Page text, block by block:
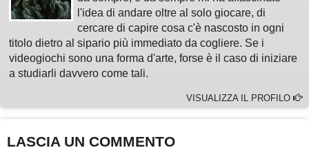
l'idea di andare oltre al solo giocare, di
cercare di capire cosa c'è nascosto in ogni
titolo dietro al sipario più immediato da cogliere. Se i
videogiochi sono una forma d'arte, forse è il caso di iniziare
a studiarli davvero come tali.
VISUALIZZA IL PROFILO
LASCIA UN COMMENTO